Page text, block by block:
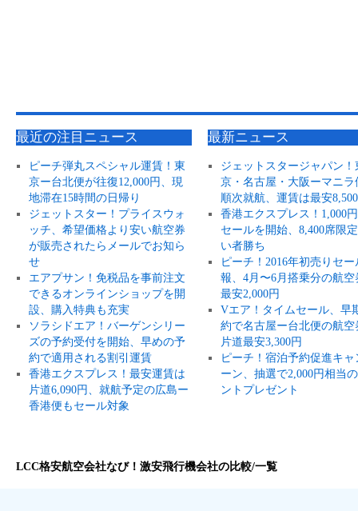
最近の注目ニュース
ピーチ弾丸スペシャル運賃！東
京ー台北便が往復12,000円、現
地滞在15時間の日帰り
ジェットスター！プライスウォ
ッチ、希望価格より安い航空券
が販売されたらメールでお知ら
せ
エアプサン！免税品を事前注文
できるオンラインショップを開
設、購入特典も充実
ソラシドエア！バーゲンシリー
ズの予約受付を開始、早めの予
約で適用される割引運賃
香港エクスプレス！最安運賃は
片道6,090円、就航予定の広島ー
香港便もセール対象
最新ニュース
ジェットスタージャパン！
京・名古屋・大阪ーマニラ
順次就航、運賃は最安
香港エクスプレス！1,000
セールを開始、8,400席限
い者勝ち
ピーチ！2016年初売りセー
報、4月〜6月搭乗分の航空
最安2,000円
Vエア！タイムセール、早
約で名古屋ー台北便の航空
片道最安3,300円
ピーチ！宿泊予約促進キャ
ーン、抽選で2,000円相当
ントプレゼント
LCC格安航空会社なび！激安飛行機会社の比較/一覧